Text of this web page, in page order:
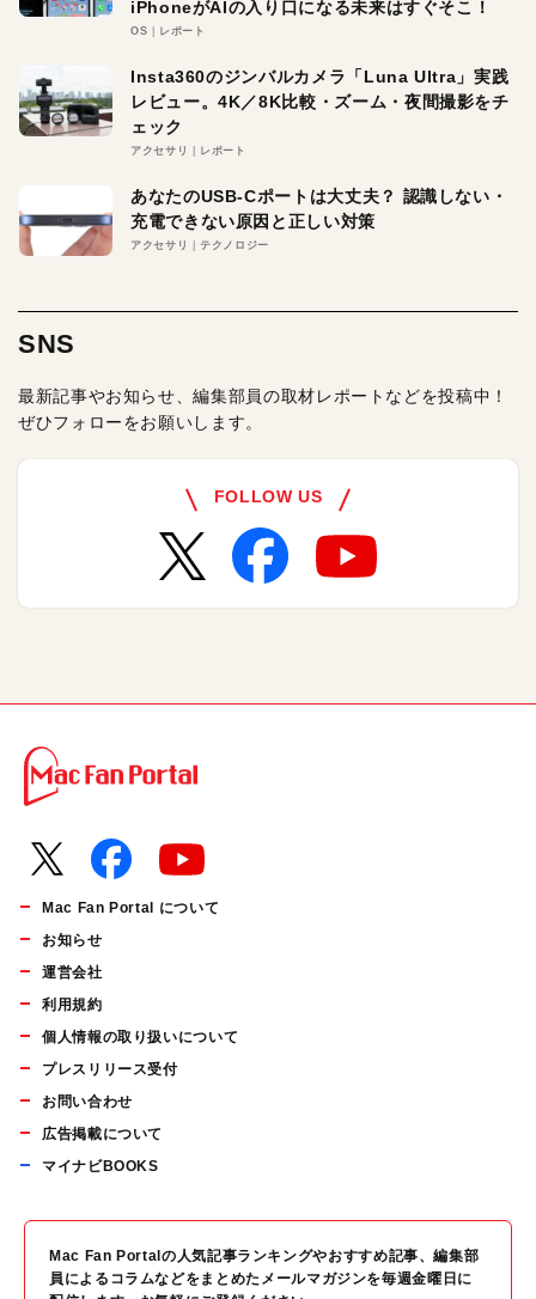
iPhoneがAIの入り口になる未来はすぐそこ！
OS レポート
Insta360のジンバルカメラ「Luna Ultra」実践
レビュー。4K／8K比較・ズーム・夜間撮影をチ
ェック
アクセサリ レポート
あなたのUSB-Cポートは大丈夫？ 認識しない・
充電できない原因と正しい対策
アクセサリ テクノロジー
SNS
最新記事やお知らせ、編集部員の取材レポートなどを投稿中！
ぜひフォローをお願いします。
FOLLOW US
Mac Fan Portal について
お知らせ
運営会社
利用規約
個人情報の取り扱いについて
プレスリリース受付
お問い合わせ
広告掲載について
マイナビBOOKS
Mac Fan Portalの人気記事ランキングやおすすめ記事、編集部
員によるコラムなどをまとめたメールマガジンを毎週金曜日に